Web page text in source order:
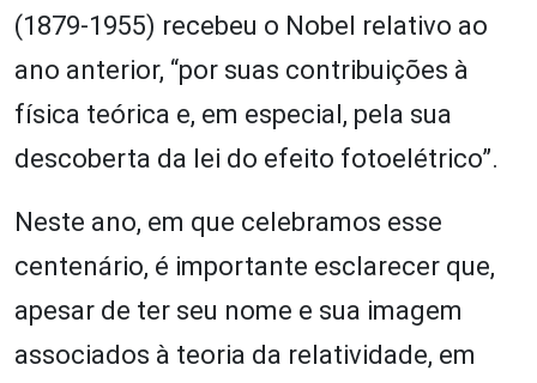
(1879-1955) recebeu o Nobel relativo ao
ano anterior, “por suas contribuições à
física teórica e, em especial, pela sua
descoberta da lei do efeito fotoelétrico”.
Neste ano, em que celebramos esse
centenário, é importante esclarecer que,
apesar de ter seu nome e sua imagem
associados à teoria da relatividade, em